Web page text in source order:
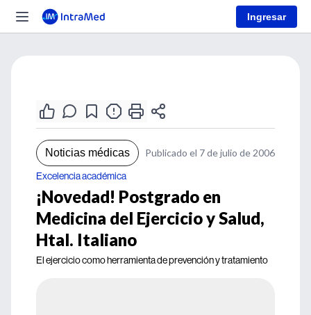
Ingresar
Noticias médicas Publicado el 7 de julio de 2006
Excelencia académica
¡Novedad! Postgrado en
Medicina del Ejercicio y Salud,
Htal. Italiano
El ejercicio como herramienta de prevención y tratamiento